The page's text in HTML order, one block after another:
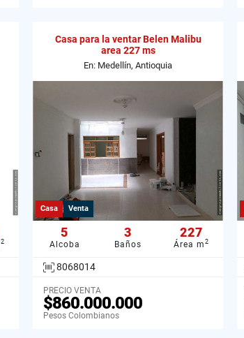
2
Casa para la ventar Belen Malibu
area 227 ms
En: Medellín, Antioquia
Casa Venta
5
Alcoba
3
Baños
227
Área m 2
8068014
PRECIO VENTA
$860.000.000
Pesos Colombianos